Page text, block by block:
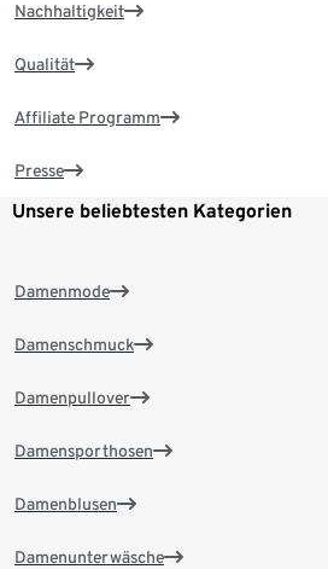
Nachhaltigkeit
Qualität
Affiliate Programm
Presse
Unsere beliebtesten Kategorien
Damenmode
Damenschmuck
Damenpullover
Damensporthosen
Damenblusen
Damenunterwäsche